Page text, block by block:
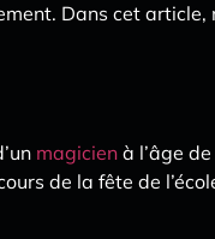
Dans cet
magicien à l’âge
de la fête de